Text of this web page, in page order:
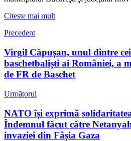
Citeste mai mult
Precedent
Virgil Căpușan, unul dintre
baschetbalişti ai României, a
de FR de Baschet
Următorul
NATO își exprimă
Îndemnul făcut către
invaziei din Fâșia Gaza